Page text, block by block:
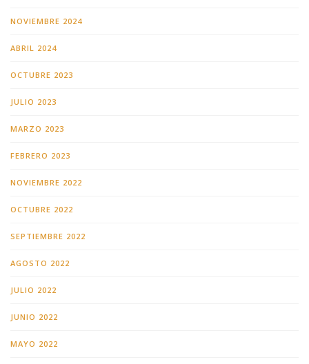
NOVIEMBRE 2024
ABRIL 2024
OCTUBRE 2023
JULIO 2023
MARZO 2023
FEBRERO 2023
NOVIEMBRE 2022
OCTUBRE 2022
SEPTIEMBRE 2022
AGOSTO 2022
JULIO 2022
JUNIO 2022
MAYO 2022